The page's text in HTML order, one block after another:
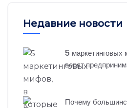
Недавние новости
5 маркетинговых
верят
Почему